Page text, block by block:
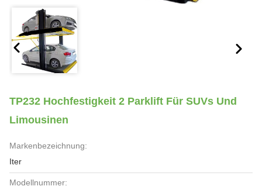
TP232 Hochfestigkeit 2 Parklift Für SUVs Und
Limousinen
Markenbezeichnung:
Iter
Modellnummer: